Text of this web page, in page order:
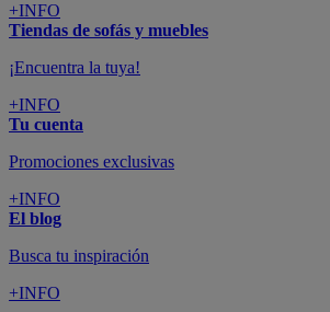
+INFO
Tiendas de sofás y muebles
¡Encuentra la tuya!
+INFO
Tu cuenta
Promociones exclusivas
+INFO
El blog
Busca tu inspiración
+INFO